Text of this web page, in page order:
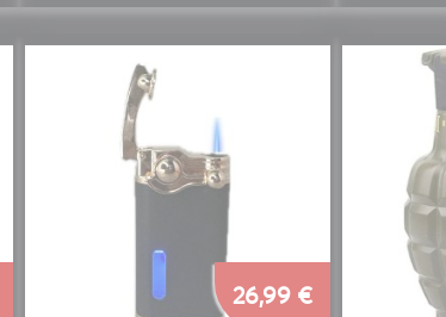
26,99 €